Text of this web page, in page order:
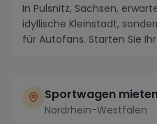
In Pulsnitz, Sachsen,
idyllische Kleinstadt,
für Autofans. Starten Sie
Sportwagen
Nordrhein-Westfalen